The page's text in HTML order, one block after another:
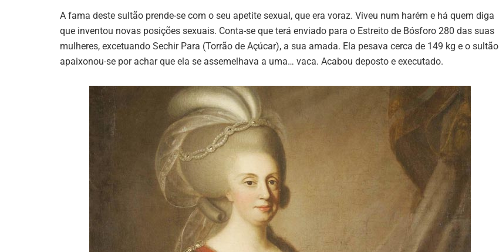
A fama deste sultão prende-se com o seu apetite sexual, que era voraz. Viveu num harém e há quem diga
que inventou novas posições sexuais. Conta-se que terá enviado para o Estreito de Bósforo 280 das suas
mulheres, excetuando Sechir Para (Torrão de Açúcar), a sua amada. Ela pesava cerca de 149 kg e o sultão
apaixonou-se por achar que ela se assemelhava a uma… vaca. Acabou deposto e executado.